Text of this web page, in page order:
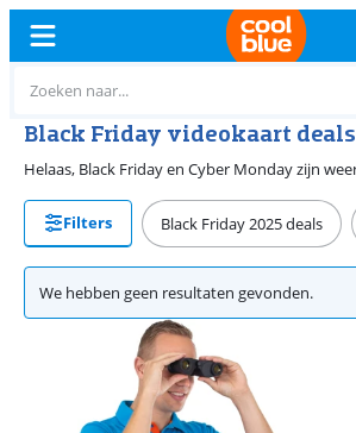
Black Friday videokaart deals
Filters Black Friday 2025 deals
We hebben geen resultaten gevonden.